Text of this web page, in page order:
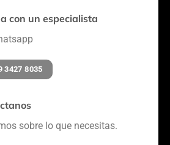
con un especialista
3427 8035
sobre lo que necesitas.